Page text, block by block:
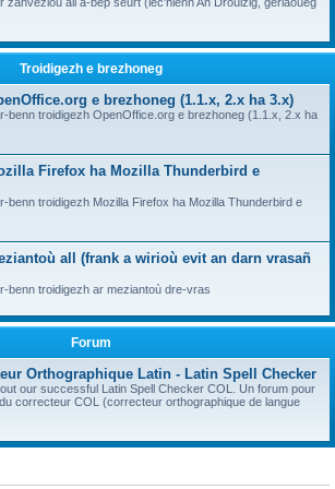
Troidigezh e brezhoneg
e brezhoneg (1.1.x, 2.x ha 3.x)
benn troidigezh OpenOffice.org e brezhoneg (1.1.x, 2.x ha
Firefox ha Mozilla Thunderbird e
benn troidigezh Mozilla Firefox ha Mozilla Thunderbird e
all (frank a wirioù evit an darn vrasañ
benn troidigezh ar meziantoù dre-vras
Forum
Orthographique Latin - Latin Spell Checker
our successful Latin Spell Checker COL. Un forum pour
correcteur COL (correcteur orthographique de langue